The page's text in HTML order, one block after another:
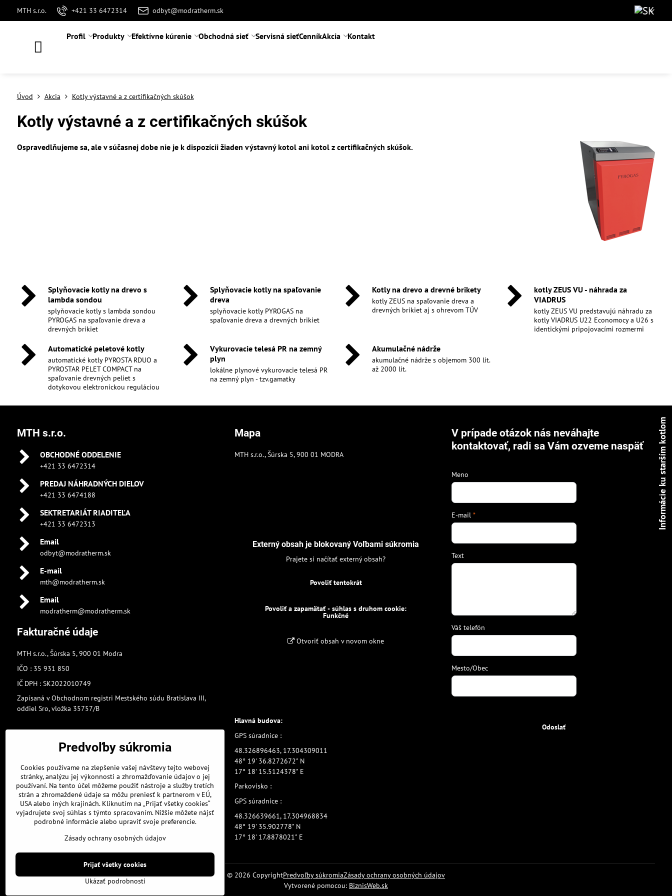
MTH s.r.o. +421 33 6472314 odbyt@modratherm.sk
Profil Produkty Efektívne kúrenie Obchodná sieť Servisná sieťCenníkAkcia Kontakt
Úvod Akcia Kotly výstavné a z certifikačných skúšok
Kotly výstavné a z certifikačných skúšok
Ospravedlňujeme sa, ale v súčasnej dobe nie je k dispozícii žiaden výstavný kotol ani kotol z certifikačných skúšok.
Splyňovacie kotly na drevo s
lambda sondou
splyňovacie kotly s lambda sondou
PYROGAS na spaľovanie dreva a
drevných brikiet
Splyňovacie kotly na spaľovanie
dreva
splyňovacie kotly PYROGAS na
spaľovanie dreva a drevných brikiet
Kotly na drevo a drevné brikety
kotly ZEUS na spaľovanie dreva a
drevných brikiet aj s ohrevom TÚV
kotly ZEUS VU - náhrada za
VIADRUS
kotly ZEUS VU predstavujú náhradu za
kotly VIADRUS U22 Economocy a U26 s
identickými pripojovacími rozmermi
Automatické peletové kotly
automatické kotly PYROSTA RDUO a
PYROSTAR PELET COMPACT na
spaľovanie drevných peliet s
dotykovou elektronickou reguláciou
Vykurovacie telesá PR na zemný
plyn
lokálne plynové vykurovacie telesá PR
na zemný plyn - tzv.gamatky
Akumulačné nádrže
akumulačné nádrže s objemom 300 lit.
až 2000 lit.
MTH s.r.o.
OBCHODNÉ ODDELENIE
+421 33 6472314
PREDAJ NÁHRADNÝCH DIELOV
+421 33 6474188
SEKTRETARIÁT RIADITEĽA
+421 33 6472313
Email
odbyt@modratherm.sk
E-mail
mth@modratherm.sk
Email
modratherm@modratherm.sk
Informácie ku starším kotlom
Fakturačné údaje
MTH s.r.o., Šúrska 5, 900 01 Modra
IČO : 35 931 850
IČ DPH : SK2022010749
Zapísaná v Obchodnom registri Mestského súdu Bratislava III,
oddiel Sro, vložka 35757/B
Mapa
MTH s.r.o., Šúrska 5, 900 01 MODRA
Externý obsah je blokovaný Voľbami súkromia
Prajete si načítať externý obsah?
Povoliť tentokrát
Povoliť a zapamätať - súhlas s druhom cookie:
Funkčné
Otvoriť obsah v novom okne
Hlavná budova:
GPS súradnice :
48.326896463, 17.304309011
48° 19' 36.8272672" N
17° 18' 15.5124378" E
Parkovisko :
GPS súradnice :
48.326639661, 17.304968834
48° 19' 35.902778" N
17° 18' 17.8878021" E
V prípade otázok nás neváhajte
kontaktovať, radi sa Vám ozveme naspäť
Meno
E-mail*
Text
Váš telefón
Mesto/Obec
Odoslať
© 2026 CopyrightPredvoľby súkromiaZásady ochrany osobných údajov
Vytvorené pomocou: BiznisWeb.sk
Predvoľby súkromia
Cookies používame na zlepšenie vašej návštevy tejto webovej
stránky, analýzu jej výkonnosti a zhromažďovanie údajov o jej
používaní. Na tento účel môžeme použiť nástroje a služby tretích
strán a zhromaždené údaje sa môžu preniesť k partnerom v EÚ,
USA alebo iných krajinách. Kliknutím na „Prijať všetky cookies“
vyjadrujete svoj súhlas s týmto spracovaním. Nižšie môžete nájsť
podrobné informácie alebo upraviť svoje preferencie.
Zásady ochrany osobných údajov
Ukázať podrobnosti
Prijať všetky cookies